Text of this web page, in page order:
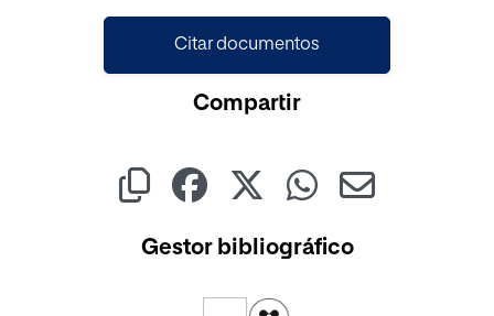
Citar documentos
Compartir
Gestor bibliográfico